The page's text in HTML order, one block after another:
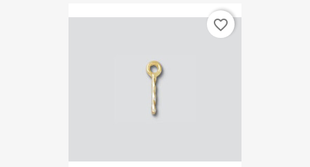
favorite_border